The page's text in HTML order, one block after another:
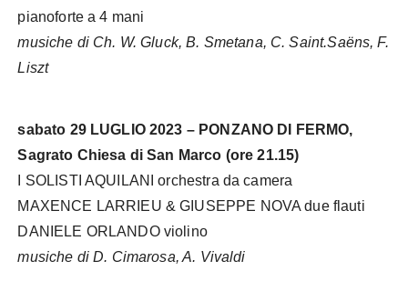
pianoforte a 4 mani
musiche di Ch. W. Gluck, B. Smetana, C. Saint.Saëns, F.
Liszt
sabato 29 LUGLIO 2023 – PONZANO DI FERMO,
Sagrato Chiesa di San Marco (ore 21.15)
I SOLISTI AQUILANI orchestra da camera
MAXENCE LARRIEU & GIUSEPPE NOVA due flauti
DANIELE ORLANDO violino
musiche di D. Cimarosa, A. Vivaldi